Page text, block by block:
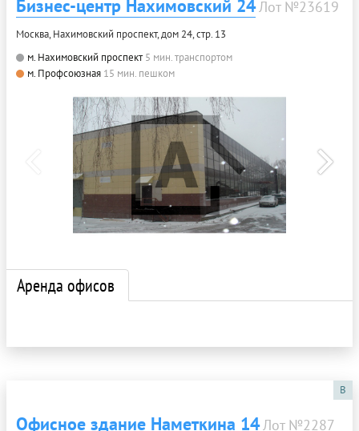
Бизнес-центр Нахимовский 24Лот №23619
Москва, Нахимовский проспект, дом 24, стр. 13
м. Нахимовский проспект 5 мин. транспортом
м. Профсоюзная 15 мин. пешком
Аренда офисов
B
Офисное здание Наметкина 14Лот №2287